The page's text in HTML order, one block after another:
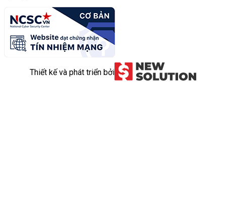
Thiết kế và phát triển bởi